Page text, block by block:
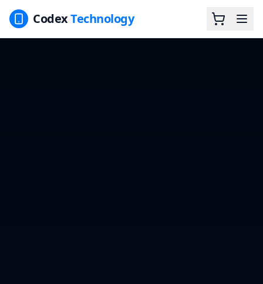
CodexTechnology